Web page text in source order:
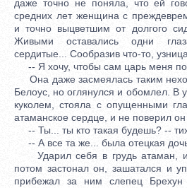
даже точно не поняла, что ей
средних лет женщина с
и точно выцветшим от долгого
Живыми оставались одни
сердитые... Сообразив что-то,
-- Я хочу, чтобы сам царь меня
Она даже засмеялась таким
Белоус, но оглянулся и обомлел. В
куколем, стояла с опущенными
атаманское сердце, и не поверил он
-- Ты... ты кто такая будешь? --
-- А все та же... была отецкая
Ударил себя в грудь атаман, и
потом застонал он, зашатался и
прибежал за ним слепец